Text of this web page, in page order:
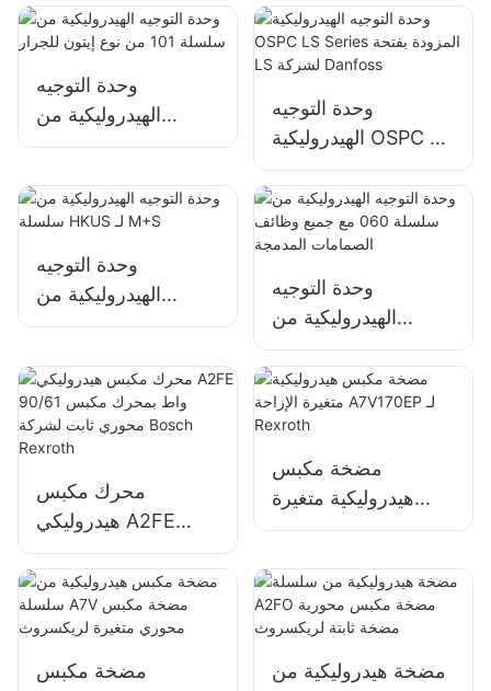
150N1095
لشركة دانفوس
وحدة التوجيه
الهيدروليكية من
سلسلة 101 من نوع
وحدة التوجيه
الهيدروليكية OSPC LS
Series المزودة بفتحة
LS لشركة Danfoss
وحدة التوجيه
الهيدروليكية من
سلسلة HKUS لـ M+S
وحدة التوجيه
الهيدروليكية من
سلسلة 060 مع جميع
وظائف الصمامات
المدمجة
محرك مكبس
هيدروليكي A2FE
90/61 واط بمحرك
مكبس محوري ثابت
لشركة Bosch
Rexroth
مضخة مكبس
هيدروليكية متغيرة
الإزاحة A7V170EP لـ
مضخة مكبس
مضخة هيدروليكية من